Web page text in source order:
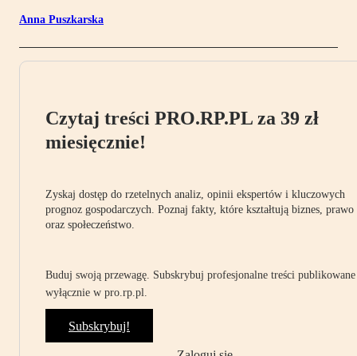
Anna Puszkarska
Czytaj treści PRO.RP.PL za 39 zł
miesięcznie!
Zyskaj dostęp do rzetelnych analiz, opinii ekspertów i kluczowych
prognoz gospodarczych. Poznaj fakty, które kształtują biznes, prawo
oraz społeczeństwo.
Buduj swoją przewagę. Subskrybuj profesjonalne treści publikowane
wyłącznie w pro.rp.pl.
Subskrybuj!